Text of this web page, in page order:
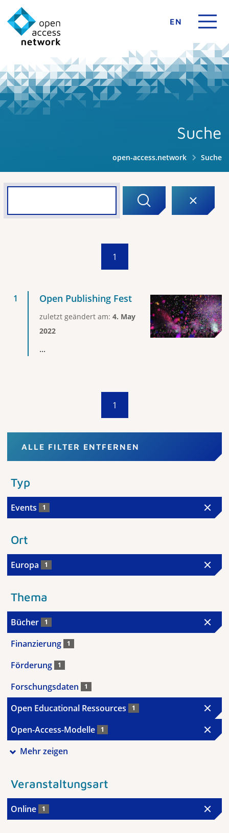
EN
Suche
open-access.network Suche
1
Open Publishing Fest
zuletzt geändert am: 4. May
2022
...
1
ALLE FILTER ENTFERNEN
Typ
Events 1
Ort
Europa 1
Thema
Bücher 1
Finanzierung 1
Förderung 1
Forschungsdaten 1
Open Educational Ressources 1
Open-Access-Modelle 1
Mehr zeigen
Veranstaltungsart
Online 1